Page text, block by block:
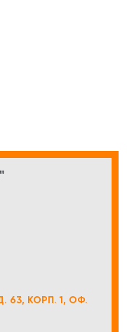
63, КОРП. 1, ОФ.